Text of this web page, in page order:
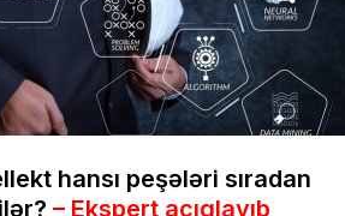
hansı peşələri sıradan
– Ekspert açıqlayıb